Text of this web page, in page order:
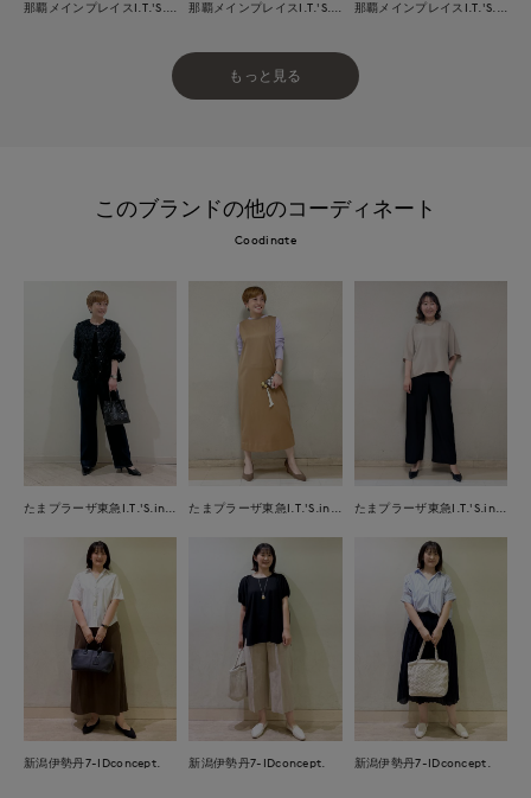
もっと見る
このブランドの他のコーディネート
Coodinate
新潟伊勢丹7-IDconcept. 新潟伊勢丹7-IDconcept. 新潟伊勢丹7-IDconcept.